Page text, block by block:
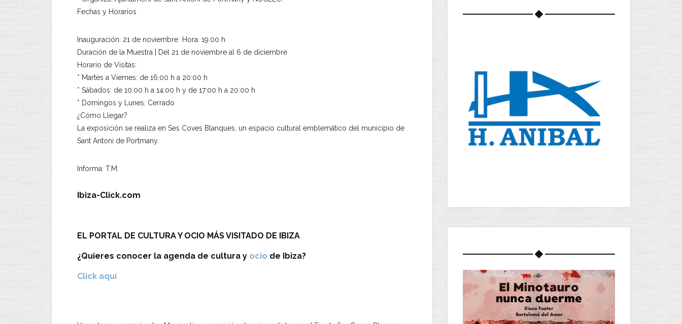
Fechas y Horarios
Inauguración: 21 de noviembre Hora: 19:00 h
Duración de la Muestra | Del 21 de noviembre al 6 de diciembre
Horario de Visitas:
* Martes a Viernes: de 16:00 h a 20:00 h
* Sábados: de 10:00 h a 14:00 h y de 17:00 h a 20:00 h
* Domingos y Lunes: Cerrado
¿Cómo Llegar?
La exposición se realiza en Ses Coves Blanques, un espacio cultural emblemático del municipio de
Sant Antoni de Portmany.
Informa: T.M.
Ibiza-Click.com
EL PORTAL DE CULTURA Y OCIO MÁS VISITADO DE IBIZA
¿Quieres conocer la agenda de cultura y ocio de Ibiza?
Click aquí